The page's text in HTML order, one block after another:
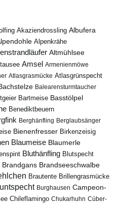
Akaziendrossling Albufera
Alpenkrähe
Altmühlsee
Amsel Armenienmöwe
Atlasgrasmücke Atlasgrünspecht
Balearensturmtaucher
Bartmeise Basstölpel
Benediktbeuern
Berghänfling Berglaubsänger
Bienenfresser Birkenzeisig
Blaumeise Blaumerle
Bluthänfling Blutspecht
Brandgans Brandseeschwalbe
Brautente Brillengrasmücke
Burghausen Campeon-
Chileflamingo Chukarhuhn Cúber-